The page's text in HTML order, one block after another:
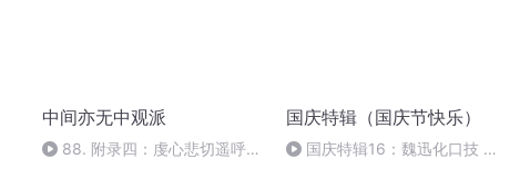
中间亦无中观派
88. 附录四：虔心悲切遥呼上
国庆特辑（国庆节快乐）
国庆特辑16：魏迅化口技 二